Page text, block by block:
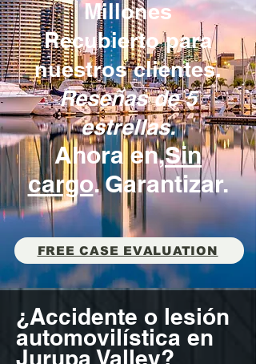
Millones
Recubierto para
nuestros clientes.
Reseñas de 5
estrellas.
Ahora en,Sin
cargo. Garantizar.
FREE CASE EVALUATION
¿Accidente o lesión
automovilística en
Jurupa Valley?